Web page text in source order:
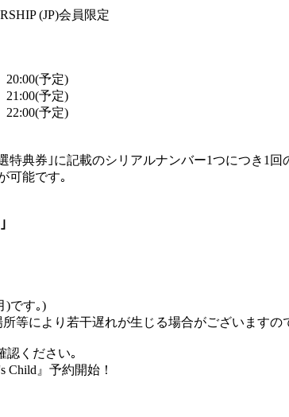
(JP)会員限定
予定)
予定)
予定)
典券｣に記載のシリアルナンバー1つにつき1回
可能です｡
)です｡)
等により若干遅れが生じる場合がございますの
認ください｡
Child』予約開始！